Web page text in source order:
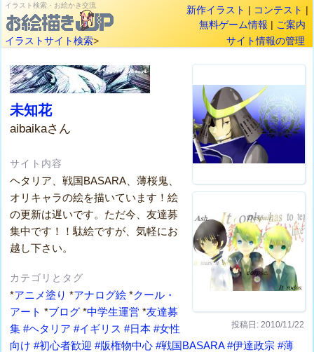
イラスト検索・お絵かき交流 新作イラスト | コンテスト |
無料ゲーム情報 | ご案内
イラストサイト検索> サイト情報の管理
投稿日: 2010/11/22
未知花
aibaikaさん
サイト内容
ヘタリア、戦国BASARA、薄桜鬼、
オリキャラの絵を描いています！絵
の更新は遅いです。ただ今、友達募
集中です！！駄絵ですが、気軽にお
越し下さい。
カテゴリとタグ
*アニメ塗り *アナログ絵 *クール・
アート *ブログ *中学生運営 *友達募
集 #ヘタリア #イギリス #日本 #女性
向け #初心者歓迎 #版権物中心 #戦国BASARA #伊達政宗 #薄